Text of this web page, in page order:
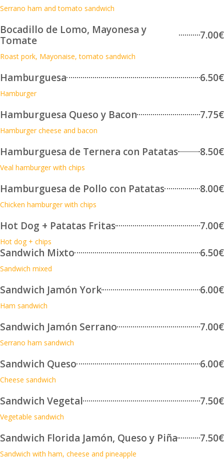
Serrano ham and tomato sandwich
Bocadillo de Lomo, Mayonesa y
Tomate
7.00€
Roast pork, Mayonaise, tomato sandwich
Hamburguesa 6.50€
Hamburger
Hamburguesa Queso y Bacon 7.75€
Hamburger cheese and bacon
Hamburguesa de Ternera con Patatas 8.50€
Veal hamburger with chips
Hamburguesa de Pollo con Patatas 8.00€
Chicken hamburger with chips
Hot Dog + Patatas Fritas 7.00€
Hot dog + chips
Sandwich Mixto 6.50€
Sandwich mixed
Sandwich Jamón York 6.00€
Ham sandwich
Sandwich Jamón Serrano 7.00€
Serrano ham sandwich
Sandwich Queso 6.00€
Cheese sandwich
Sandwich Vegetal 7.50€
Vegetable sandwich
Sandwich Florida Jamón, Queso y Piña 7.50€
Sandwich with ham, cheese and pineapple